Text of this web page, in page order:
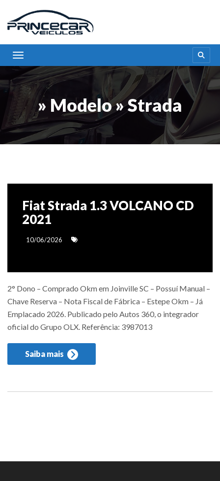
Toggle navigation
» Modelo » Strada
Fiat Strada 1.3 VOLCANO CD
2021
10/06/2026
2° Dono – Comprado Okm em Joinville SC – Possuí Manual –
Chave Reserva – Nota Fiscal de Fábrica – Estepe Okm – Já
Emplacado 2026. Publicado pelo Autos 360, o integrador
oficial do Grupo OLX. Referência: 3987013
Saiba mais